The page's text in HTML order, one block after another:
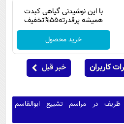
با این نوشیدنی گیاهی کبدت
همیشه پرقدرته55%تخفیف
خرید محصول
کاربران خبر قبل
در مراسم تشییع ابوالقاسم